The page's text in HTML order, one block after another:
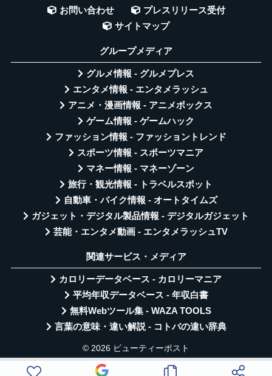
お問い合わせ
プレスリリース受付
サイトマップ
グループメディア
グルメ情報 - グルメプレス
エンタメ情報 - エンタメラッシュ
アニメ・漫画情報 - アニメボックス
ゲーム情報 - ゲームハック
ファッション情報 - ファッショントレンド
スポーツ情報 - スポーツマニア
マネー情報 - マネーゾーン
旅行・観光情報 - トラベルスポット
自動車・バイク情報 - オートタイムズ
ガジェット・デジタル製品情報 - デジタルガジェット
芸能・エンタメ動画 - エンタメラッシュTV
関連サービス・メディア
カロリーデータベース - カロリーマニア
平均年収データベース - 年収白書
無料Webツール集 - WAZA TOOLS
言葉の意味・違い解説 - コトバの違い辞典
© 2026 ビューティーポスト